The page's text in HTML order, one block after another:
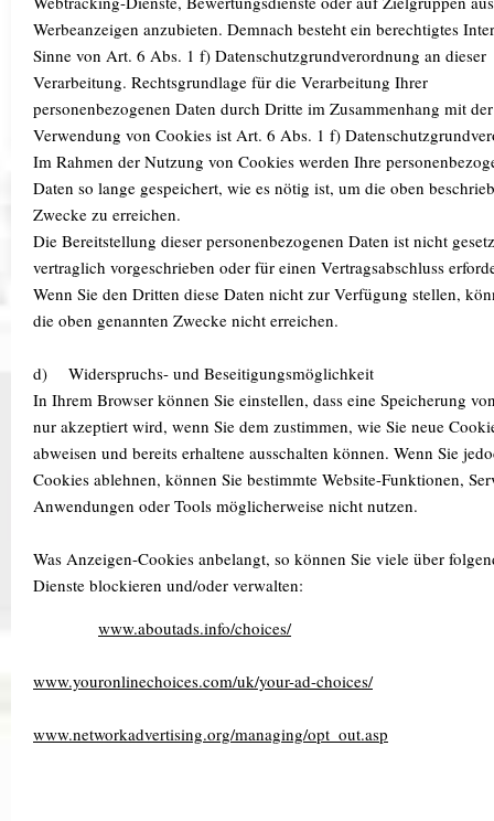
Werbeanzeigen anzubieten. Demnach besteht ein berechtigtes
Sinne von Art. 6 Abs. 1 f) Datenschutzgrundverordnung an dieser
Verarbeitung. Rechtsgrundlage für die Verarbeitung Ihrer
personenbezogenen Daten durch Dritte im Zusammenhang mit der
Verwendung von Cookies ist Art. 6 Abs. 1 f)
Im Rahmen der Nutzung von Cookies werden Ihre
Daten so lange gespeichert, wie es nötig ist, um die oben
Zwecke zu erreichen.
Die Bereitstellung dieser personenbezogenen Daten ist nicht
vertraglich vorgeschrieben oder für einen Vertragsabschluss
Wenn Sie den Dritten diese Daten nicht zur Verfügung stellen,
die oben genannten Zwecke nicht erreichen.
d) Widerspruchs- und Beseitigungsmöglichkeit
In Ihrem Browser können Sie einstellen, dass eine Speicherung
nur akzeptiert wird, wenn Sie dem zustimmen, wie Sie neue
abweisen und bereits erhaltene ausschalten können. Wenn Sie
Cookies ablehnen, können Sie bestimmte Website-Funktionen,
Anwendungen oder Tools möglicherweise nicht nutzen.
Was Anzeigen-Cookies anbelangt, so können Sie viele über
Dienste blockieren und/oder verwalten:
www.aboutads.info/choices/
www.youronlinechoices.com/uk/your-ad-choices/
www.networkadvertising.org/managing/opt_out.asp